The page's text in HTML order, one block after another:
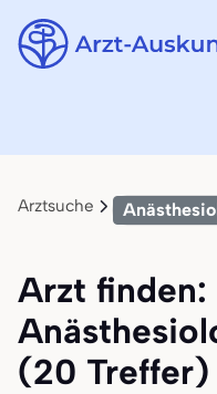
Arztsuche
Arzt finden:
(20 Treffer)